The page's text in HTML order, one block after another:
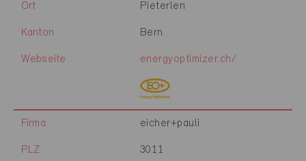
Ort Pieterlen
Kanton Bern
Webseite energyoptimizer.ch/
Firma eicher+pauli
PLZ 3011